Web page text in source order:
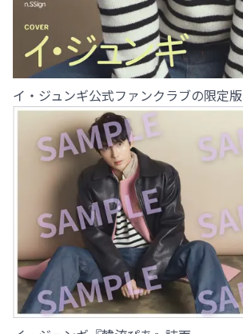
イ・ジュンギ公式ファンクラブの限定